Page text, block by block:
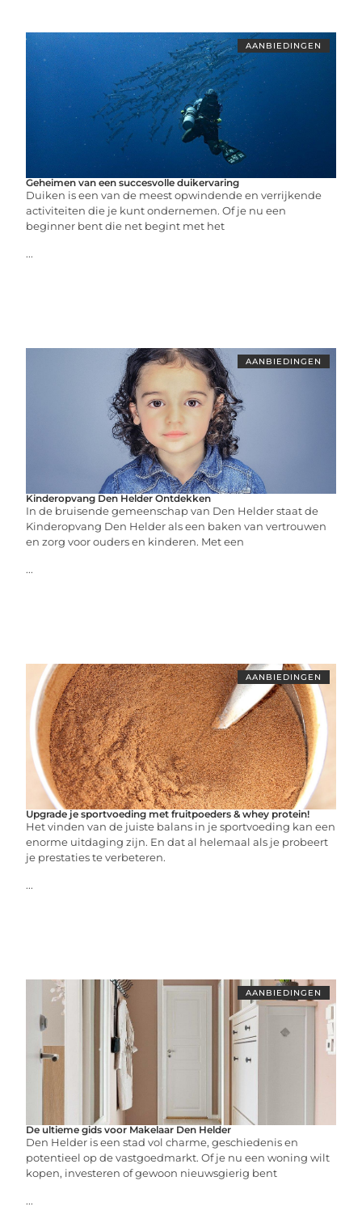
AANBIEDINGEN
Geheimen van een succesvolle duikervaring
Duiken is een van de meest opwindende en verrijkende
activiteiten die je kunt ondernemen. Of je nu een
beginner bent die net begint met het
...
AANBIEDINGEN
Kinderopvang Den Helder Ontdekken
In de bruisende gemeenschap van Den Helder staat de
Kinderopvang Den Helder als een baken van vertrouwen
en zorg voor ouders en kinderen. Met een
...
AANBIEDINGEN
Upgrade je sportvoeding met fruitpoeders & whey protein!
Het vinden van de juiste balans in je sportvoeding kan een
enorme uitdaging zijn. En dat al helemaal als je probeert
je prestaties te verbeteren.
...
AANBIEDINGEN
De ultieme gids voor Makelaar Den Helder
Den Helder is een stad vol charme, geschiedenis en
potentieel op de vastgoedmarkt. Of je nu een woning wilt
kopen, investeren of gewoon nieuwsgierig bent
...